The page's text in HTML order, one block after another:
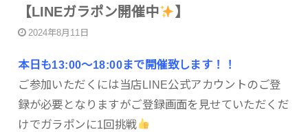
【LINEガラポン開催中 】
2024年8月11日
本日も13:00〜18:00まで開催致します！！
ご参加いただくには当店LINE公式アカウントのご登
録が必要となりますがご登録画面を見せていただくだ
けでガラポンに1回挑戦